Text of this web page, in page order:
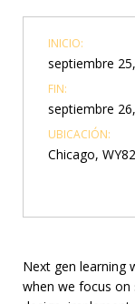
INICIO:
septiembre
FIN:
septiembre
UBICACIÓN:
Chicago,
Next gen learning
when we focus on